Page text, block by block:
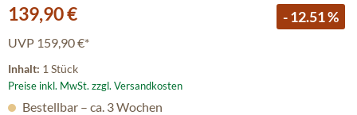
Verkaufspreis:
139,90 € - 12.51 %
UVP 159,90 €*
Inhalt: 1 Stück
Preise inkl. MwSt. zzgl. Versandkosten
Bestellbar – ca. 3 Wochen